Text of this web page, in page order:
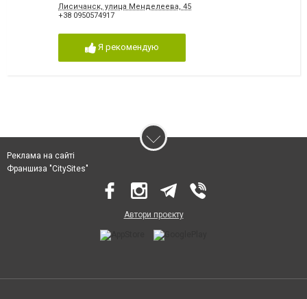
Лисичанск, улица Менделеева, 45
+38 0950574917
Я рекомендую
Реклама на сайті
Франшиза "CitySites"
Автори проєкту